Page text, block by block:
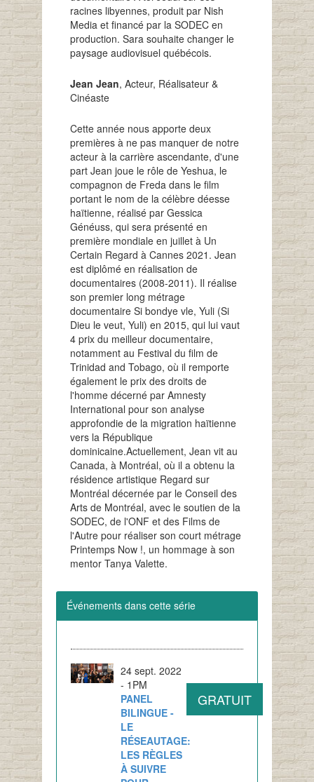
racines libyennes, produit par Nish
Media et financé par la SODEC en
production. Sara souhaite changer le
paysage audiovisuel québécois.
Jean Jean, Acteur, Réalisateur &
Cinéaste
Cette année nous apporte deux
premières à ne pas manquer de notre
acteur à la carrière ascendante, d'une
part Jean joue le rôle de Yeshua, le
compagnon de Freda dans le film
portant le nom de la célèbre déesse
haïtienne, réalisé par Gessica
Généuss, qui sera présenté en
première mondiale en juillet à Un
Certain Regard à Cannes 2021. Jean
est diplômé en réalisation de
documentaires (2008-2011). Il réalise
son premier long métrage
documentaire Si bondye vle, Yuli (Si
Dieu le veut, Yuli) en 2015, qui lui vaut
4 prix du meilleur documentaire,
notamment au Festival du film de
Trinidad and Tobago, où il remporte
également le prix des droits de
l'homme décerné par Amnesty
International pour son analyse
approfondie de la migration haïtienne
vers la République
dominicaine.Actuellement, Jean vit au
Canada, à Montréal, où il a obtenu la
résidence artistique Regard sur
Montréal décernée par le Conseil des
Arts de Montréal, avec le soutien de la
SODEC, de l'ONF et des Films de
l'Autre pour réaliser son court métrage
Printemps Now !, un hommage à son
mentor Tanya Valette.
Événements dans cette série
24 sept. 2022
- 1PM
PANEL
BILINGUE -
LE
RÉSEAUTAGE:
LES RÈGLES
À SUIVRE
GRATUIT